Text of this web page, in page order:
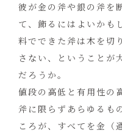
彼が金の斧や銀の斧を
て、飾るにはよいかも
料でできた斧は木を切
さない、ということが
だろうか。
値段の高低と有用性の
斧に限らずあらゆるも
ころが、すべてを金（